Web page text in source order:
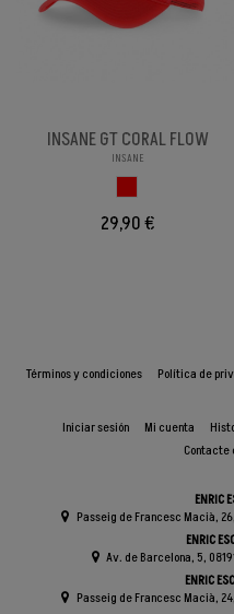
INSANE GT CORAL FLOW
INSANE
29,90 €
Términos y condiciones Política de
Iniciar sesión Mi cuenta
Contacte
ENRIC
Passeig de Francesc Macià,
ENRIC
Av. de Barcelona, 5,
ENRIC
Passeig de Francesc Macià,